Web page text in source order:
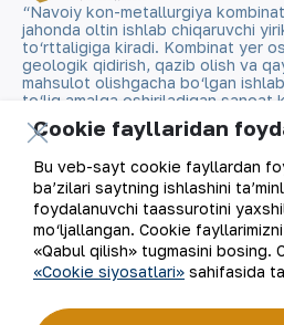
“Navoiy kon-metallurgiya
jahonda oltin ishlab chiqaruvchi
to‘rttaligiga kiradi. Kombinat yer
geologik qidirish, qazib olish va
mahsulot olishgacha bo‘lgan
to‘liq amalga oshiriladigan sanoat
AJning “999,9” soflikdagi oltin
qimmatbaho metallar bo‘yicha
Kompaniya haqida
Bizning faoliyatimiz
Barqaror rivojlanish
Cookie fayllaridan
Bu veb-sayt cookie fayllardan
ba’zilari saytning ishlashini
foydalanuvchi taassurotini
mo‘ljallangan. Cookie
«Qabul qilish» tugmasini bosing.
«Cookie siyosatlari» sahifasida